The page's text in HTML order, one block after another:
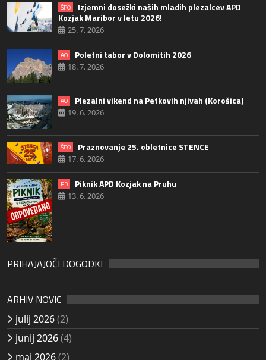
ŠPO
Izjemni dosežki naših mladih plezalcev APD
Kozjak Maribor v letu 2026!
25. 7. 2026
AO Poletni tabor v Dolomitih 2026
18. 7. 2026
AO Plezalni vikend na Petkovih njivah (Korošica)
19. 6. 2026
ŠPO Praznovanje 25. obletnice STENCE
17. 6. 2026
PD Piknik APD Kozjak na Pruhu
13. 6. 2026
PRIHAJAJOČI DOGODKI
ARHIV NOVIC
julij 2026(2)
junij 2026(4)
maj 2026(2)